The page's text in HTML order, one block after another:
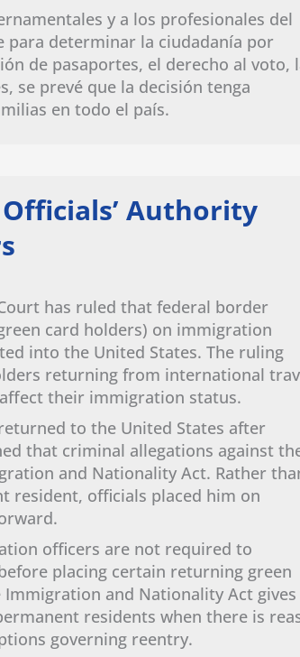
y a los profesionales del
determinar la ciudadanía por
de pasaportes, el derecho al voto,
se prevé que la decisión tenga
en todo el país.
Authority
has ruled that federal border
card holders) on immigration
into the United States. The ruling
returning from international
their immigration status.
to the United States after
that criminal allegations against
and Nationality Act. Rather
resident, officials placed him on
officers are not required to
placing certain returning green
and Nationality Act gives
residents when there is
governing reentry.